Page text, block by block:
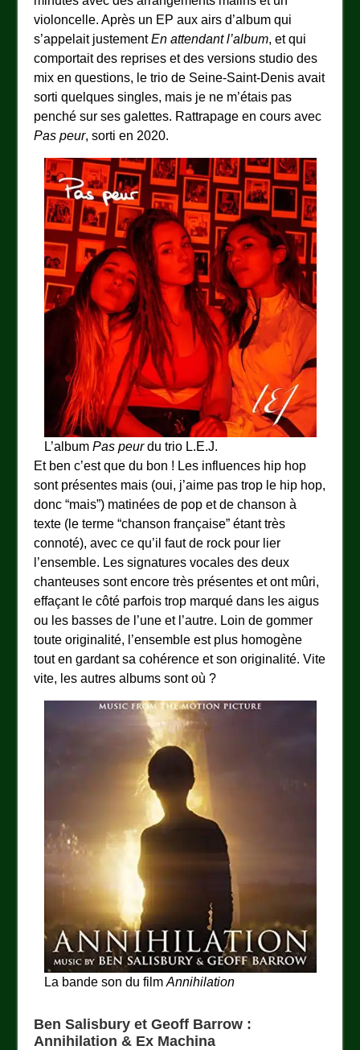
violoncelle. Après un EP aux airs d’album qui
s’appelait justementEn attendant l’album, et qui
comportait des reprises et des versions studio des
mix en questions, le trio de Seine-Saint-Denis avait
sorti quelques singles, mais je ne m’étais pas
penché sur ses galettes. Rattrapage en cours avec
Pas peur, sorti en 2020.
L’album Pas peurdu trio L.E.J.
Et ben c’est que du bon ! Les influences hip hop
sont présentes mais (oui, j’aime pas trop le hip hop,
donc “mais”) matinées de pop et de chanson à
texte (le terme “chanson française” étant très
connoté), avec ce qu’il faut de rock pour lier
l’ensemble. Les signatures vocales des deux
chanteuses sont encore très présentes et ont mûri,
effaçant le côté parfois trop marqué dans les aigus
ou les basses de l’une et l’autre. Loin de gommer
toute originalité, l’ensemble est plus homogène
tout en gardant sa cohérence et son originalité. Vite
vite, les autres albums sont où ?
La bande son du film Annihilation
Ben Salisbury et Geoff Barrow :
Annihilation & Ex Machina